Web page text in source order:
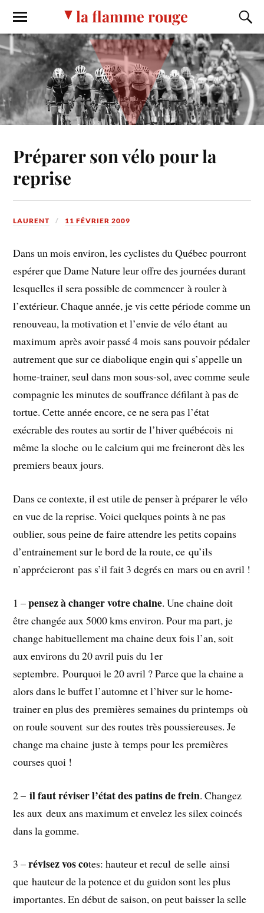
la flamme rouge
Préparer son vélo pour la
reprise
LAURENT 11 FÉVRIER 2009
Dans un mois environ, les cyclistes du Québec pourront
espérer que Dame Nature leur offre des journées durant
lesquelles il sera possible de commencer à rouler à
l’extérieur. Chaque année, je vis cette période comme un
renouveau, la motivation et l’envie de vélo étant au
maximum après avoir passé 4 mois sans pouvoir pédaler
autrement que sur ce diabolique engin qui s’appelle un
home-trainer, seul dans mon sous-sol, avec comme seule
compagnie les minutes de souffrance défilant à pas de
tortue. Cette année encore, ce ne sera pas l’état
exécrable des routes au sortir de l’hiver québécois ni
même la sloche ou le calcium qui me freineront dès les
premiers beaux jours.
Dans ce contexte, il est utile de penser à préparer le vélo
en vue de la reprise. Voici quelques points à ne pas
oublier, sous peine de faire attendre les petits copains
d’entrainement sur le bord de la route, ce qu’ils
n’apprécieront pas s’il fait 3 degrés en mars ou en avril !
1 –pensez à changer votre chaine. Une chaine doit
être changée aux 5000 kms environ. Pour ma part, je
change habituellement ma chaine deux fois l’an, soit
aux environs du 20 avril puis du 1er
septembre. Pourquoi le 20 avril ? Parce que la chaine a
alors dans le buffet l’automne et l’hiver sur le home-
trainer en plus des premières semaines du printemps où
on roule souvent sur des routes très poussiereuses. Je
change ma chaine juste à temps pour les premières
courses quoi !
2 –il faut réviser l’état des patins de frein. Changez
les aux deux ans maximum et envelez les silex coincés
dans la gomme.
3 –révisez vos cotes: hauteur et recul de selle ainsi
que hauteur de la potence et du guidon sont les plus
importantes. En début de saison, on peut baisser la selle